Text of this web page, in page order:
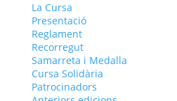
La Cursa
Presentació
Reglament
Recorregut
Samarreta i Medalla
Cursa Solidària
Patrocinadors